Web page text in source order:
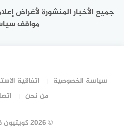
جميع الأخبار المنشورة لأغراض
مواقف
سياسة الخصوصية اتفاقية
من نحن
©2026 كويتيون في أمريكا